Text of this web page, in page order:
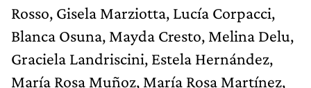
Rosso, Gisela Marziotta, Lucía Corpacci,
Blanca Osuna, Mayda Cresto, Melina Delu,
Graciela Landriscini, Estela Hernández,
María Rosa Muñoz, María Rosa Martínez,